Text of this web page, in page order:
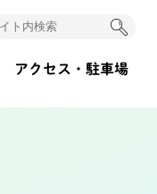
アクセス ・駐車場